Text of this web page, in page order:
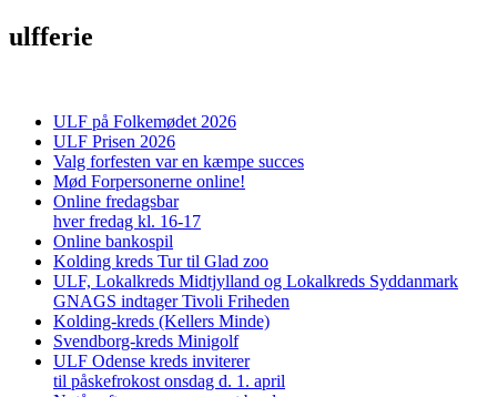
ulfferie
ULF på Folkemødet 2026
ULF Prisen 2026
Valg forfesten var en kæmpe succes
Mød Forpersonerne online!
Online fredagsbar
hver fredag kl. 16-17
Online bankospil
Kolding kreds Tur til Glad zoo
ULF, Lokalkreds Midtjylland og Lokalkreds Syddanmark
GNAGS indtager Tivoli Friheden
Kolding-kreds (Kellers Minde)
Svendborg-kreds Minigolf
ULF Odense kreds inviterer
til påskefrokost onsdag d. 1. april